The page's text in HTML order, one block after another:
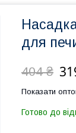
для
404 ₴
Показати
Готово до